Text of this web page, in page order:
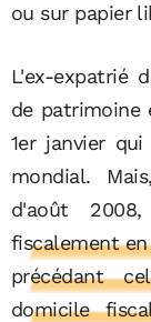
ou sur papier
L'ex-expatrié
de patrimoine
1er janvier
mondial.
d'août 2008,
fiscalement en
précédant
domicile